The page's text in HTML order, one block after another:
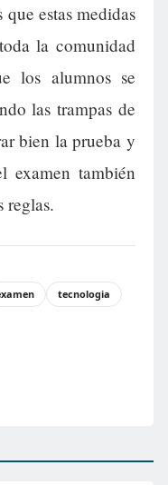
estas medidas
la comunidad
los alumnos se
las trampas de
bien la prueba y
examen también
reglas.
tecnologia